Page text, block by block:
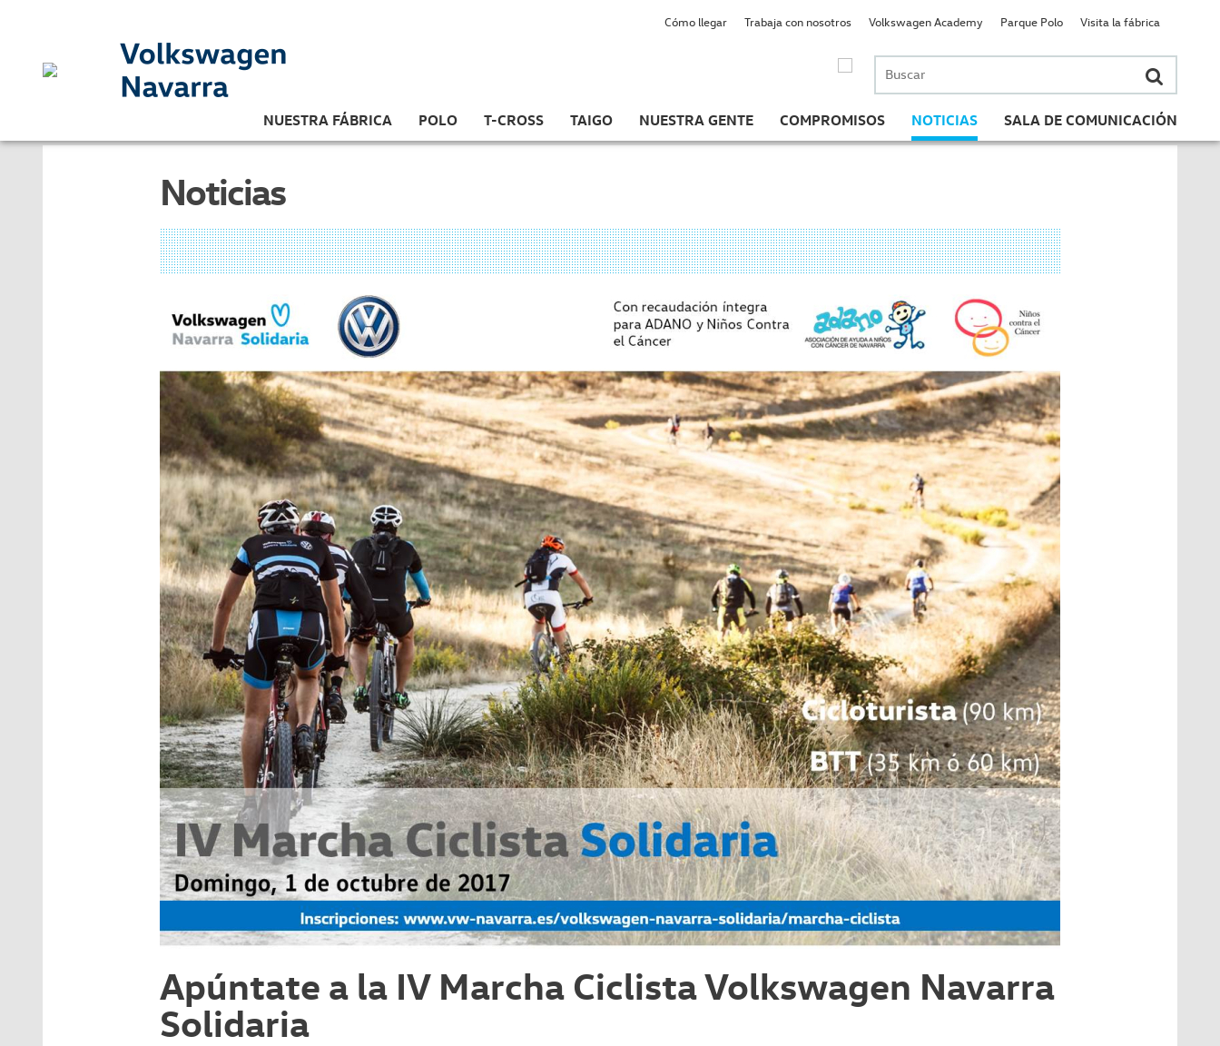
Buscar
por:
NUESTRA FÁBRICA POLO T-CROSS TAIGO NUESTRA GENTE COMPROMISOS NOTICIAS SALA DE COMUNICACIÓN
Cómo llegar Trabaja con nosotros Volkswagen Academy Parque Polo Visita la fábrica
Noticias
Apúntate a la IV Marcha Ciclista Volkswagen Navarra
Solidaria